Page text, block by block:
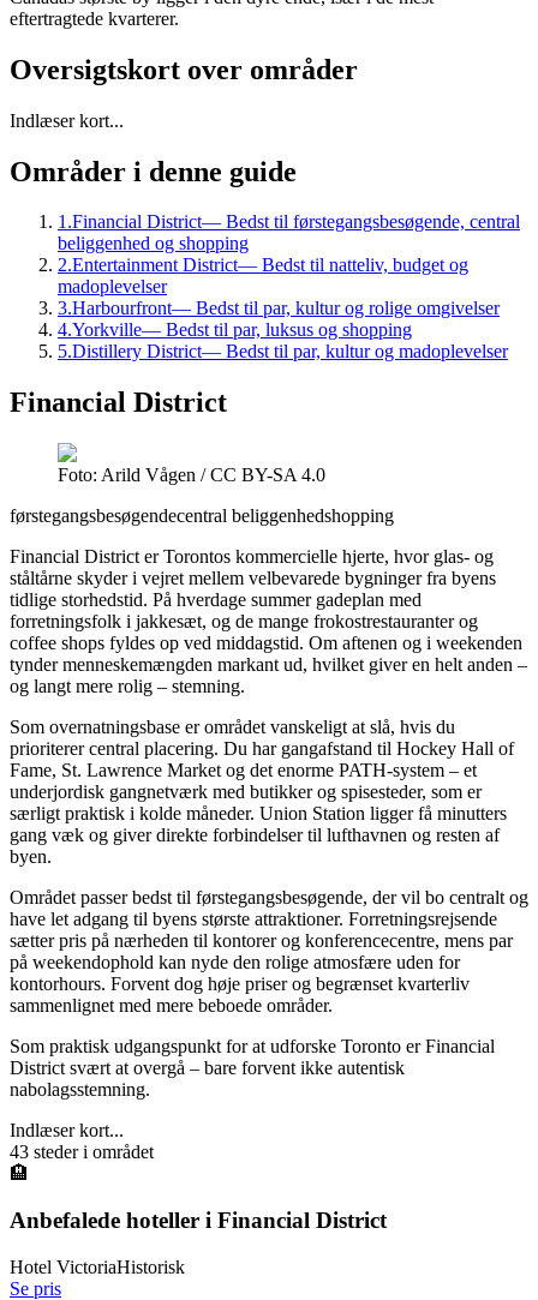
eftertragtede kvarterer.
Oversigtskort over områder
Indlæser kort...
Områder i denne guide
1.Financial District— Bedst til førstegangsbesøgende, central
beliggenhed og shopping
2.Entertainment District— Bedst til natteliv, budget og
madoplevelser
3.Harbourfront— Bedst til par, kultur og rolige omgivelser
4.Yorkville— Bedst til par, luksus og shopping
5.Distillery District— Bedst til par, kultur og madoplevelser
Financial District
Foto: Arild Vågen / CC BY-SA 4.0
førstegangsbesøgendecentral beliggenhedshopping
Financial District er Torontos kommercielle hjerte, hvor glas- og
ståltårne skyder i vejret mellem velbevarede bygninger fra byens
tidlige storhedstid. På hverdage summer gadeplan med
forretningsfolk i jakkesæt, og de mange frokostrestauranter og
coffee shops fyldes op ved middagstid. Om aftenen og i weekenden
tynder menneskemængden markant ud, hvilket giver en helt anden –
og langt mere rolig – stemning.
Som overnatningsbase er området vanskeligt at slå, hvis du
prioriterer central placering. Du har gangafstand til Hockey Hall of
Fame, St. Lawrence Market og det enorme PATH-system – et
underjordisk gangnetværk med butikker og spisesteder, som er
særligt praktisk i kolde måneder. Union Station ligger få minutters
gang væk og giver direkte forbindelser til lufthavnen og resten af
byen.
Området passer bedst til førstegangsbesøgende, der vil bo centralt og
have let adgang til byens største attraktioner. Forretningsrejsende
sætter pris på nærheden til kontorer og konferencecentre, mens par
på weekendophold kan nyde den rolige atmosfære uden for
kontorhours. Forvent dog høje priser og begrænset kvarterliv
sammenlignet med mere beboede områder.
Som praktisk udgangspunkt for at udforske Toronto er Financial
District svært at overgå – bare forvent ikke autentisk
nabolagsstemning.
Indlæser kort...
43 steder i området
🏨
Anbefalede hoteller i Financial District
Hotel VictoriaHistorisk
Se pris